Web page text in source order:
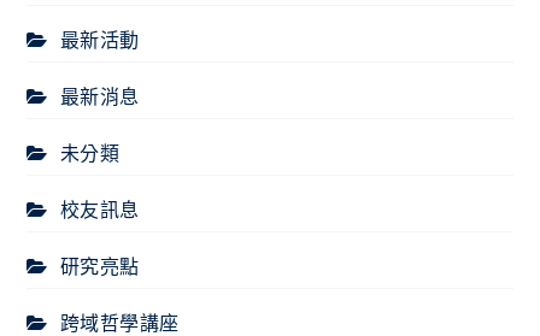
最新活動
最新消息
未分類
校友訊息
研究亮點
跨域哲學講座